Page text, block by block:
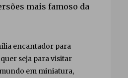
mais famoso da
encantador para
seja para visitar
em miniatura,